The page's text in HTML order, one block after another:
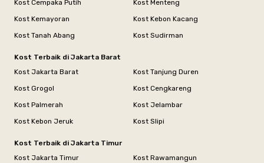
Kost Cempaka Putih
Kost Menteng
Kost Kemayoran
Kost Kebon Kacang
Kost Tanah Abang
Kost Sudirman
Kost Terbaik di Jakarta Barat
Kost Jakarta Barat
Kost Tanjung Duren
Kost Grogol
Kost Cengkareng
Kost Palmerah
Kost Jelambar
Kost Kebon Jeruk
Kost Slipi
Kost Terbaik di Jakarta Timur
Kost Jakarta Timur
Kost Rawamangun